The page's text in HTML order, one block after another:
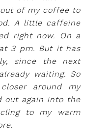
of my coffee to
A little caffeine
right now. On a
3 pm. But it has
since the next
waiting. So
around my
out again into the
to my warm